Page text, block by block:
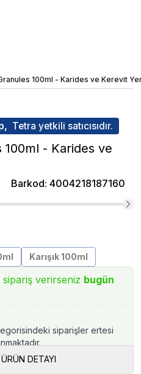
100ml - Karides ve Kerevit
Tetra yetkili satıcısıdır.
100ml - Karides ve
Barkod: 4004218187160
Karışık 100ml
sipariş verirseniz bugün
siparişler ertesi
ÜRÜN DETAYI